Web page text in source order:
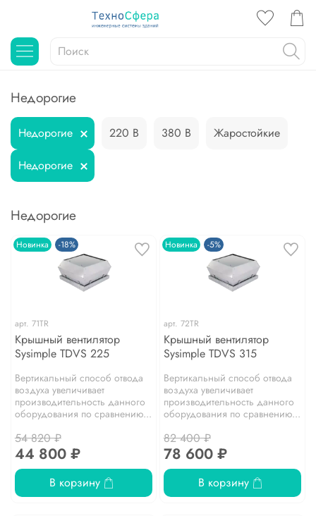
Недорогие
Недорогие 220 В 380 В
Жаростойкие
Недорогие
Недорогие
Новинка -18%
арт. 71TR
Крышный вентилятор
Sysimple TDVS 225
Вертикальный способ отвода
воздуха увеличивает
производительность данного
оборудования по сравнению...
54 820 ₽
44 800 ₽
В корзину
Новинка -5%
арт. 72TR
Крышный вентилятор
Sysimple TDVS 315
Вертикальный способ отвода
воздуха увеличивает
производительность данного
оборудования по сравнению...
82 400 ₽
78 600 ₽
В корзину